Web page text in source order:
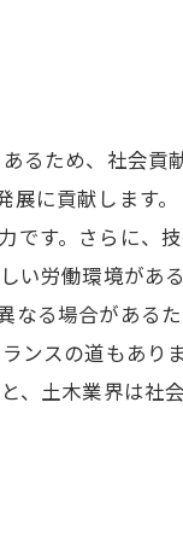
るため、社会貢
に貢献します
です。さらに、
い労働環境があ
なる場合がある
ンスの道もあり
、土木業界は社